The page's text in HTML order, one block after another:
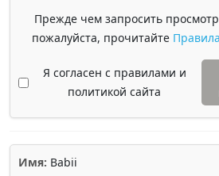
Прежде чем запросить
пожалуйста, прочитайте
Я согласен с правилами и
политикой сайта
Имя: Babii